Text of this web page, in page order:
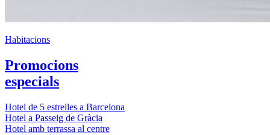
Habitacions
Promocions
especials
Hotel de 5 estrelles a Barcelona
Hotel a Passeig de Gràcia
Hotel amb terrassa al centre